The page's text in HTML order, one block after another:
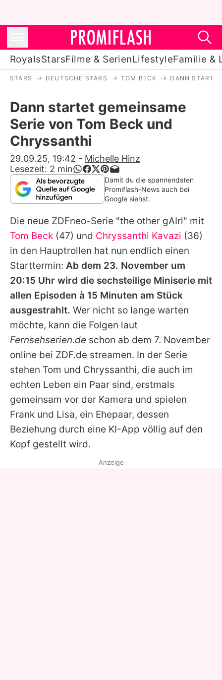
RoyalsStarsFilme & SerienLifestyleFamilie &
Stars
Filme & Serien
Lifestyle
Familie & Liebe
Promiflash Exklusiv
Alle Themen auf Promiflash
Jobs
App runterladen
Team
Redaktionelle Richtlinien
Impressum
Datenschutzerklärung
Nutzungsbedingungen
Utiq verwalten
STARS DEUTSCHE STARS TOM BECK DANN
Dann startet gemeinsame
Serie von Tom Beck und
Chryssanthi
29.09.25, 19:42 - Michelle Hinz
Lesezeit: 2 min
Damit du die spannendsten
Promiflash-News auch bei
Google siehst.
Die neue ZDFneo-Serie "the other gAIrl" mit
Tom Beck (47) und Chryssanthi Kavazi (36)
in den Hauptrollen hat nun endlich einen
Starttermin: Ab dem 23. November um
20:15 Uhr wird die sechsteilige Miniserie mit
allen Episoden à 15 Minuten am Stück
ausgestrahlt. Wer nicht so lange warten
möchte, kann die Folgen laut
Fernsehserien.de schon ab dem 7. November
online bei ZDF.de streamen. In der Serie
stehen Tom und Chryssanthi, die auch im
echten Leben ein Paar sind, erstmals
gemeinsam vor der Kamera und spielen
Frank und Lisa, ein Ehepaar, dessen
Beziehung durch eine KI-App völlig auf den
Kopf gestellt wird.
Anzeige